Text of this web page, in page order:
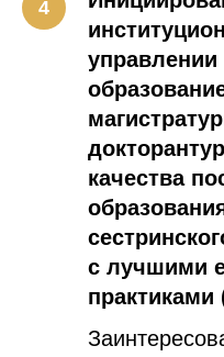
управлении
качества
с лучшими
практиками